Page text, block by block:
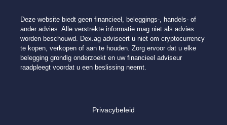
Deze website biedt geen financieel, beleggings-, handels- of
ander advies. Alle verstrekte informatie mag niet als advies
worden beschouwd. Dex.ag adviseert u niet om cryptocurrency
te kopen, verkopen of aan te houden. Zorg ervoor dat u elke
belegging grondig onderzoekt en uw financieel adviseur
raadpleegt voordat u een beslissing neemt.
Privacybeleid